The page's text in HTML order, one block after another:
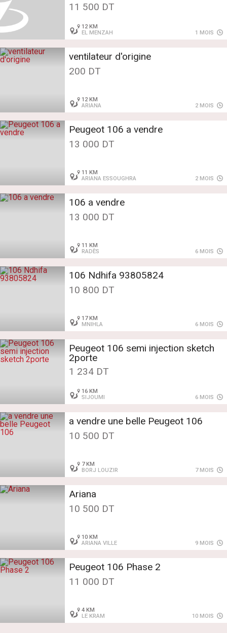
11 500 DT
12 KM
EL MENZAH
1 MOIS
ventilateur d'origine
200 DT
12 KM
ARIANA
2 MOIS
Peugeot 106 a vendre
13 000 DT
11 KM
ARIANA ESSOUGHRA
2 MOIS
106 a vendre
13 000 DT
11 KM
RADÈS
6 MOIS
106 Ndhifa 93805824
10 800 DT
17 KM
MNIHLA
6 MOIS
Peugeot 106 semi injection sketch
2porte
1 234 DT
16 KM
SIJOUMI
6 MOIS
a vendre une belle Peugeot 106
10 500 DT
7 KM
BORJ LOUZIR
7 MOIS
Ariana
10 500 DT
10 KM
ARIANA VILLE
9 MOIS
Peugeot 106 Phase 2
11 000 DT
4 KM
LE KRAM
10 MOIS